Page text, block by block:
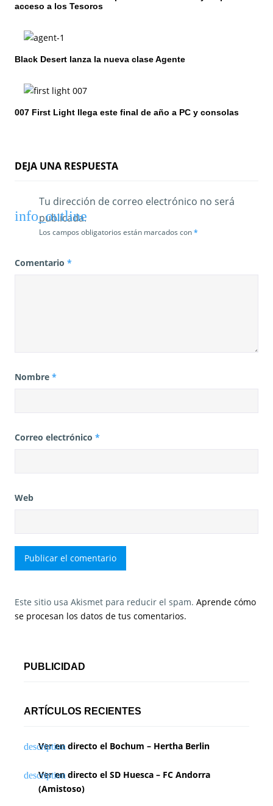
n
d
e
e
n
a
a
acceso a los Tesoros
Black Desert lanza la nueva clase Agente
007 First Light llega este final de año a PC y consolas
DEJA UNA RESPUESTA
Tu dirección de correo electrónico no será
publicada.
Los campos obligatorios están marcados con*
Comentario *
Nombre *
Correo electrónico *
Web
Este sitio usa Akismet para reducir el spam. Aprende cómo
se procesan los datos de tus comentarios.
PUBLICIDAD
ARTÍCULOS RECIENTES
Ver en directo el Bochum – Hertha Berlin
Ver en directo el SD Huesca – FC Andorra
(Amistoso)